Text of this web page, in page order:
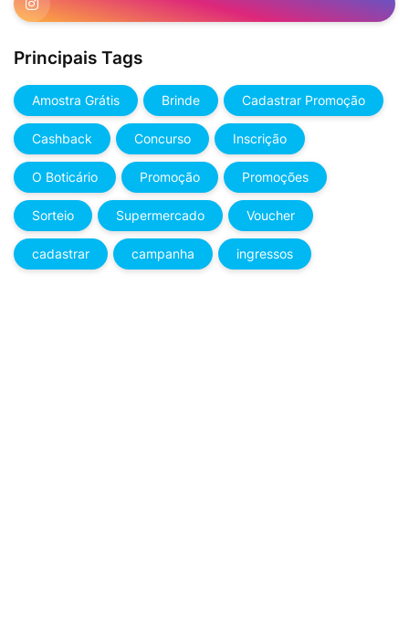
Principais Tags
Amostra Grátis Brinde Cadastrar Promoção
Cashback Concurso Inscrição
O Boticário Promoção Promoções
Sorteio Supermercado Voucher
cadastrar campanha ingressos